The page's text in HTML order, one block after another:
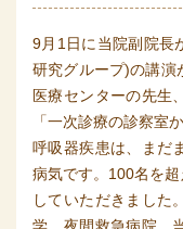
9月1日に当院副院長
研究グループ)の講演
医療センターの先生
「一次診療の診察室
呼吸器疾患は、まだ
病気です。100名を
していただきました